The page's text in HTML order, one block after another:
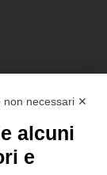
di
regime
non necessari ✕
alcuni
e